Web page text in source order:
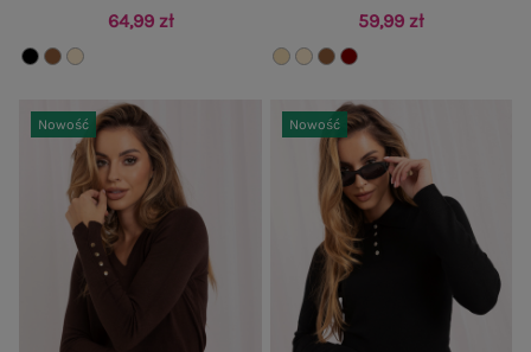
64,99 zł 59,99 zł
Nowość Nowość